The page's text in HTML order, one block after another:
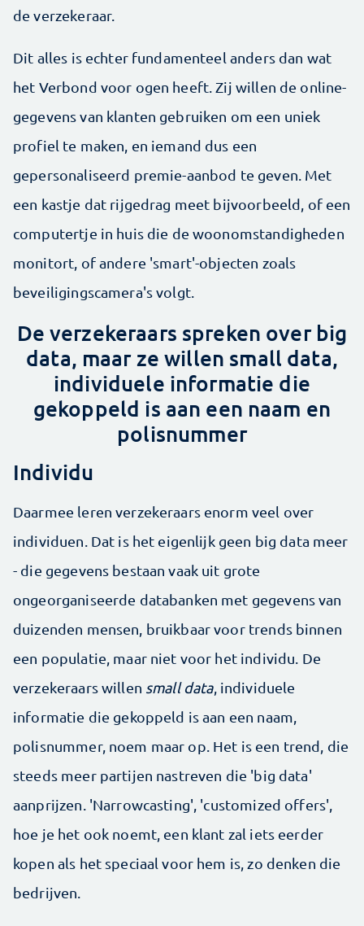
de verzekeraar.
Dit alles is echter fundamenteel anders dan wat
het Verbond voor ogen heeft. Zij willen de online-
gegevens van klanten gebruiken om een uniek
profiel te maken, en iemand dus een
gepersonaliseerd premie-aanbod te geven. Met
een kastje dat rijgedrag meet bijvoorbeeld, of een
computertje in huis die de woonomstandigheden
monitort, of andere 'smart'-objecten zoals
beveiligingscamera's volgt.
De verzekeraars spreken over big
data, maar ze willen small data,
individuele informatie die
gekoppeld is aan een naam en
polisnummer
Individu
Daarmee leren verzekeraars enorm veel over
individuen. Dat is het eigenlijk geen big data meer
- die gegevens bestaan vaak uit grote
ongeorganiseerde databanken met gegevens van
duizenden mensen, bruikbaar voor trends binnen
een populatie, maar niet voor het individu. De
verzekeraars willen small data, individuele
informatie die gekoppeld is aan een naam,
polisnummer, noem maar op. Het is een trend, die
steeds meer partijen nastreven die 'big data'
aanprijzen. 'Narrowcasting', 'customized offers',
hoe je het ook noemt, een klant zal iets eerder
kopen als het speciaal voor hem is, zo denken die
bedrijven.